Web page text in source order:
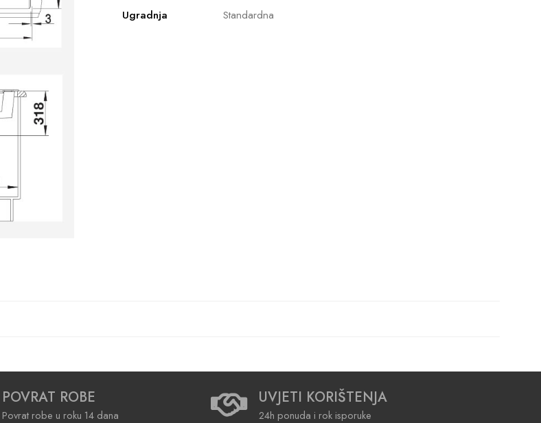
Ugradnja
Standardna
POVRAT ROBE
Povrat robe u roku 14 dana
UVJETI KORIŠTENJA
24h ponuda i rok isporuke